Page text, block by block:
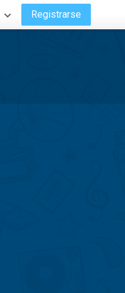
Registrarse